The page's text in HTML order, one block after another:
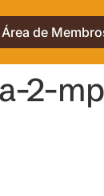
Área de
2-